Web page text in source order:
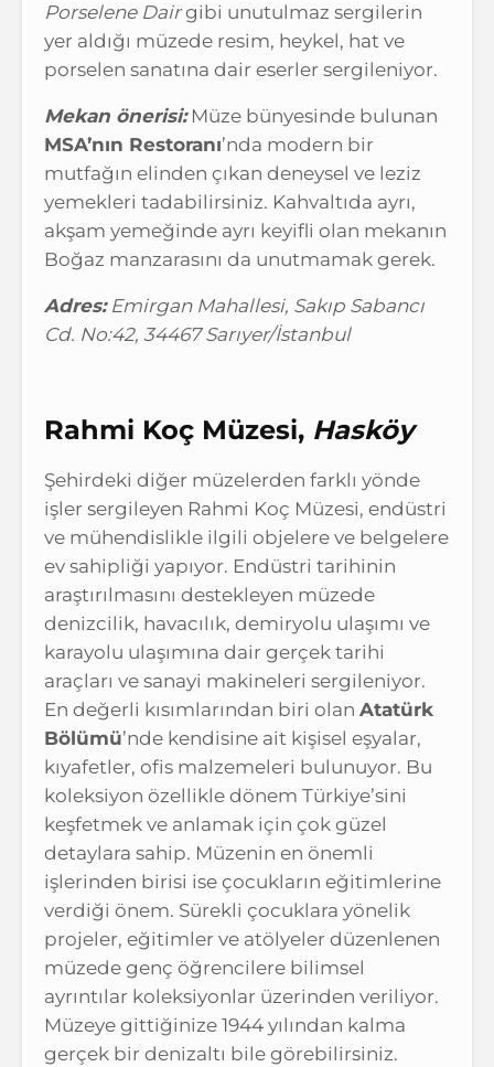
Porselene Dairgibi unutulmaz sergilerin
yer aldığı müzede resim, heykel, hat ve
porselen sanatına dair eserler sergileniyor.
Mekan önerisi:Müze bünyesinde bulunan
MSA’nın Restoranı’nda modern bir
mutfağın elinden çıkan deneysel ve leziz
yemekleri tadabilirsiniz. Kahvaltıda ayrı,
akşam yemeğinde ayrı keyifli olan mekanın
Boğaz manzarasını da unutmamak gerek.
Adres:Emirgan Mahallesi, Sakıp Sabancı
Cd. No:42, 34467 Sarıyer/İstanbul
Rahmi Koç Müzesi, Hasköy
Şehirdeki diğer müzelerden farklı yönde
işler sergileyen Rahmi Koç Müzesi, endüstri
ve mühendislikle ilgili objelere ve belgelere
ev sahipliği yapıyor. Endüstri tarihinin
araştırılmasını destekleyen müzede
denizcilik, havacılık, demiryolu ulaşımı ve
karayolu ulaşımına dair gerçek tarihi
araçları ve sanayi makineleri sergileniyor.
En değerli kısımlarından biri olan Atatürk
Bölümü’nde kendisine ait kişisel eşyalar,
kıyafetler, ofis malzemeleri bulunuyor. Bu
koleksiyon özellikle dönem Türkiye’sini
keşfetmek ve anlamak için çok güzel
detaylara sahip. Müzenin en önemli
işlerinden birisi ise çocukların eğitimlerine
verdiği önem. Sürekli çocuklara yönelik
projeler, eğitimler ve atölyeler düzenlenen
müzede genç öğrencilere bilimsel
ayrıntılar koleksiyonlar üzerinden veriliyor.
Müzeye gittiğinize 1944 yılından kalma
gerçek bir denizaltı bile görebilirsiniz.